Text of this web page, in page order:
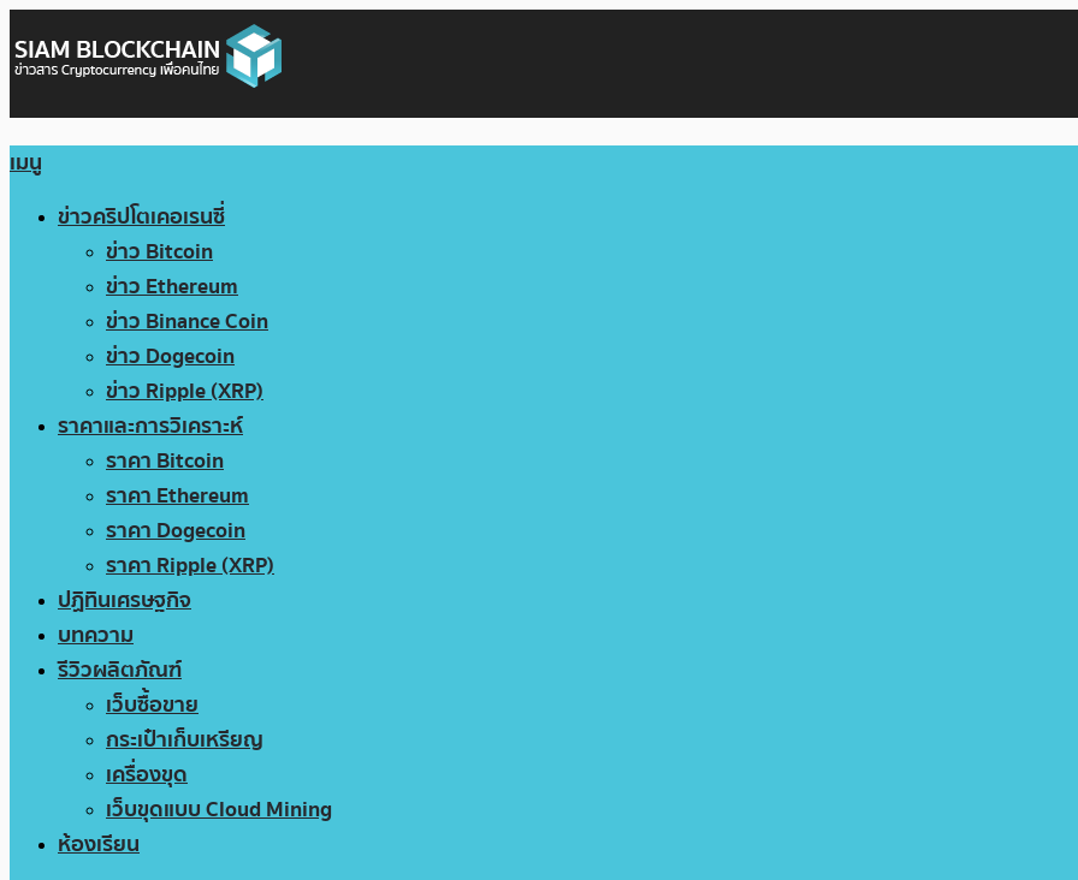
เมนู
ข่าวคริปโตเคอเรนซี่
ข่าว Bitcoin
ข่าว Ethereum
ข่าว Binance Coin
ข่าว Dogecoin
ข่าว Ripple (XRP)
ราคาและการวิเคราะห์
ราคา Bitcoin
ราคา Ethereum
ราคา Dogecoin
ราคา Ripple (XRP)
ปฏิทินเศรษฐกิจ
บทความ
รีวิวผลิตภัณฑ์
เว็บซื้อขาย
กระเป๋าเก็บเหรียญ
เครื่องขุด
เว็บขุดแบบ Cloud Mining
ห้องเรียน